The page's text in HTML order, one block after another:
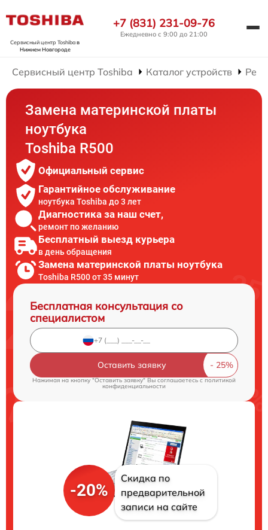
Сервисный центр Toshibaв
Нижнем Новгороде
+7 (831) 231-09-76
Ежедневно с 9:00 до 21:00
Сервисный центр Toshiba Каталог устройств
Замена материнской платы
ноутбука
Toshiba R500
Официальный сервис
Гарантийное обслуживание
ноутбука Toshiba до 3 лет
Диагностика за наш счет,
ремонт по желанию
Бесплатный выезд курьера
в день обращения
Замена материнской платы ноутбука
Toshiba R500 от 35 минут
Бесплатная консультация со
специалистом
Оставить заявку
Нажимая на кнопку "Оставить заявку" Вы соглашаетесь cполитикой
конфиденциальности
-20%
Скидка по
предварительной
записи на сайте